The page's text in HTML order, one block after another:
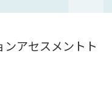
アセスメントト